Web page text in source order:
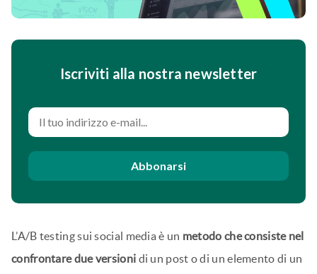
Iscriviti alla nostra newsletter
Abbonarsi
L’A/B testing sui social media è un metodo che consiste nel
confrontare due versioni di un post o di un elemento di un